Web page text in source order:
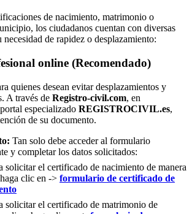
de nacimiento, matrimonio o
los ciudadanos cuentan con diversas
necesidad de rapidez o desplazamiento:
online (Recomendado)
quienes desean evitar desplazamientos y
A través de Registro-civil.com, en
especializado REGISTROCIVIL.es,
de su documento.
Tan solo debe acceder al formulario
y completar los datos solicitados:
solicitar el certificado de nacimiento de manera
clic en -> formulario de certificado de
solicitar el certificado de matrimonio de